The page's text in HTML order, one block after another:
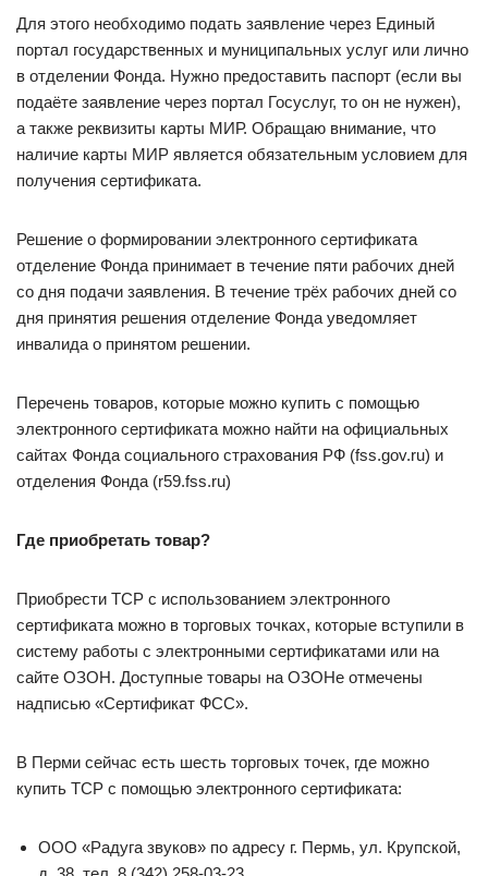
Для этого необходимо подать заявление через Единый
портал государственных и муниципальных услуг или лично
в отделении Фонда. Нужно предоставить паспорт (если вы
подаёте заявление через портал Госуслуг, то он не нужен),
а также реквизиты карты МИР. Обращаю внимание, что
наличие карты МИР является обязательным условием для
получения сертификата.
Решение о формировании электронного сертификата
отделение Фонда принимает в течение пяти рабочих дней
со дня подачи заявления. В течение трёх рабочих дней со
дня принятия решения отделение Фонда уведомляет
инвалида о принятом решении.
Перечень товаров, которые можно купить с помощью
электронного сертификата можно найти на официальных
сайтах Фонда социального страхования РФ (fss.gov.ru) и
отделения Фонда (r59.fss.ru)
Где приобретать товар?
Приобрести ТСР с использованием электронного
сертификата можно в торговых точках, которые вступили в
систему работы с электронными сертификатами или на
сайте ОЗОН. Доступные товары на ОЗОНе отмечены
надписью «Сертификат ФСС».
В Перми сейчас есть шесть торговых точек, где можно
купить ТСР с помощью электронного сертификата:
ООО «Радуга звуков» по адресу г. Пермь, ул. Крупской,